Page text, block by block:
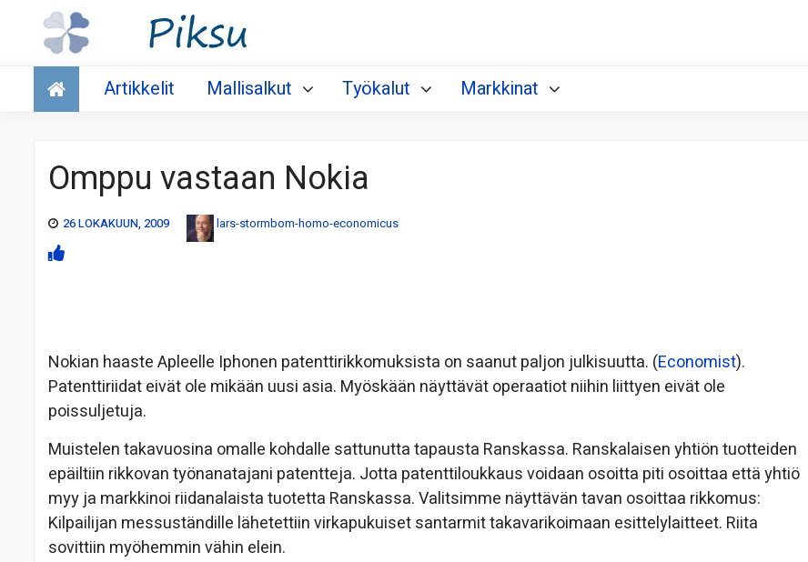
Talous
Artikkelit Mallisalkut Työkalut Markkinat
Omppu vastaan Nokia
26 LOKAKUUN, 2009 lars-stormbom-homo-economicus
Nokian haaste Apleelle Iphonen patenttirikkomuksista on saanut paljon julkisuutta. (Economist).
Patenttiriidat eivät ole mikään uusi asia. Myöskään näyttävät operaatiot niihin liittyen eivät ole
poissuljetuja.
Muistelen takavuosina omalle kohdalle sattunutta tapausta Ranskassa. Ranskalaisen yhtiön tuotteiden
epäiltiin rikkovan työnanatajani patentteja. Jotta patenttiloukkaus voidaan osoitta piti osoittaa että yhtiö
myy ja markkinoi riidanalaista tuotetta Ranskassa. Valitsimme näyttävän tavan osoittaa rikkomus:
Kilpailijan messuständille lähetettiin virkapukuiset santarmit takavarikoimaan esittelylaitteet. Riita
sovittiin myöhemmin vähin elein.